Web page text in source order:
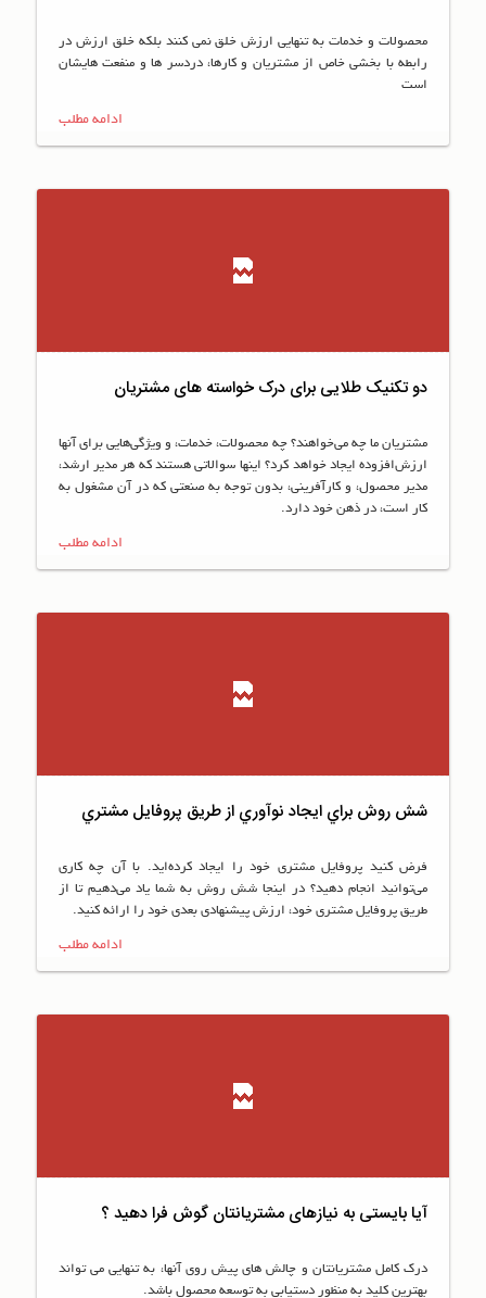
محصولات و خدمات به تنهایی ارزش خلق نمی کنند بلکه خلق ارزش در
رابطه با بخشی خاص از مشتریان و کارها، دردسر ها و منفعت هایشان
است
ادامه مطلب
دو تکنیک طلایی برای درک خواسته های مشتریان
مشتريان ما چه مي‌خواهند؟ چه محصولات، خدمات، و ويژگي‌هايي براي آنها
ارزش‌افزوده ايجاد خواهد كرد؟ اينها سوالاتي هستند كه هر مدير ارشد،
مدير محصول، و كارآفريني، بدون توجه به صنعتي كه در آن مشغول به
كار است، در ذهن خود دارد.
ادامه مطلب
شش روش براي ايجاد نوآوري از طريق پروفايل مشتري
فرض كنيد پروفايل مشتري خود را ايجاد كرد‌ه‌ايد. با آن چه كاري
مي‌توانيد انجام دهيد؟ در اينجا شش روش به شما ياد مي‌دهيم تا از
طريق پروفايل مشتري خود، ارزش پيشنهادي بعدي خود را ارائه كنيد.
ادامه مطلب
آیا بایستی به نیازهای مشتریانتان گوش فرا دهید ؟
درک کامل مشتریانتان و چالش های پیش روی آنها، به تنهایی می تواند
بهترین کلید به منظور دستیابی به توسعه محصول باشد.